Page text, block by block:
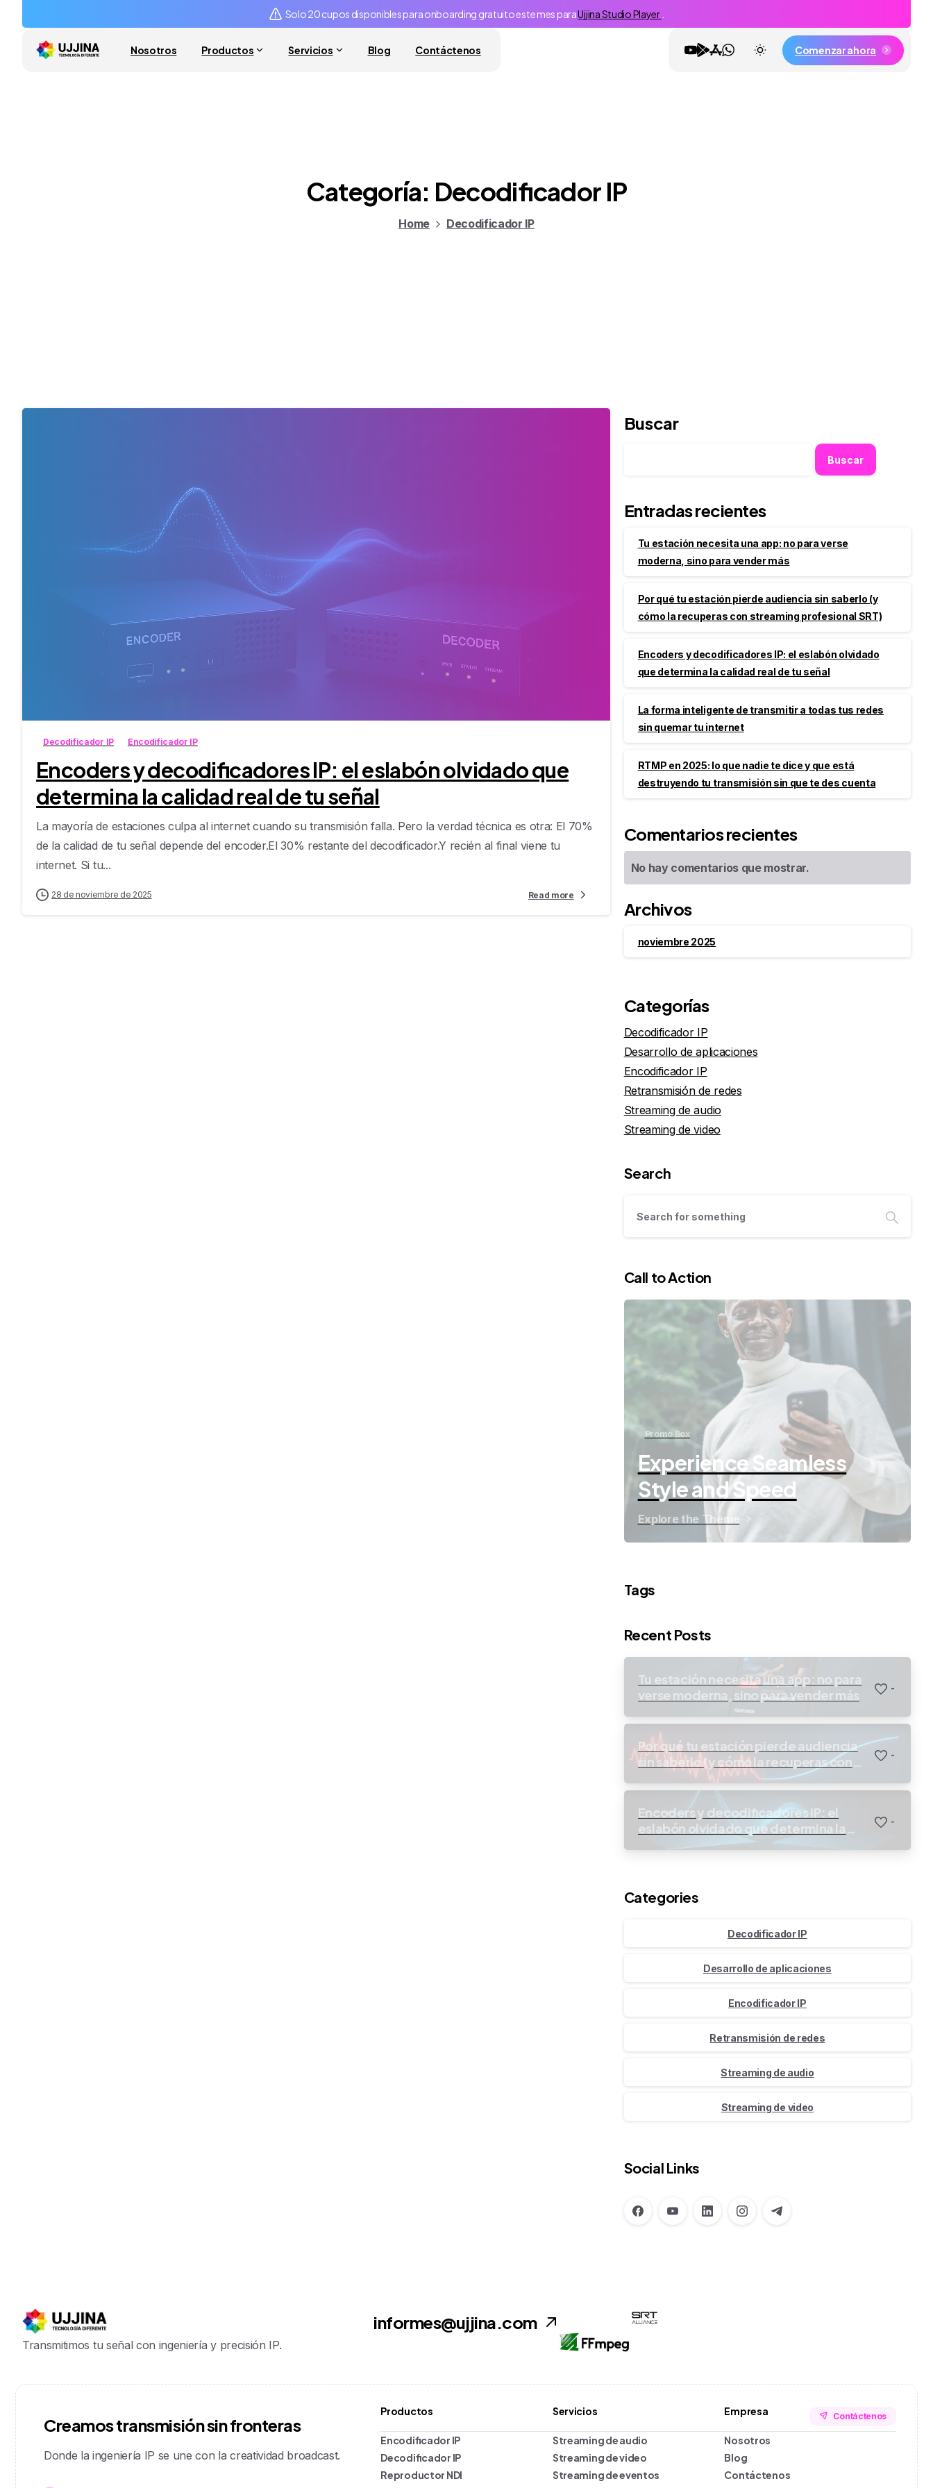
Solo 20 cupos disponibles para onboarding gratuito este mes paraUjjina Studio Player
Nosotros Productos Servicios Blog Contáctenos Comenzar ahora
Categoría: Decodificador IP
Home Decodificador IP
Decodificador IP Encodificador IP
Encoders y decodificadores IP: el eslabón olvidado que
determina la calidad real de tu señal
La mayoría de estaciones culpa al internet cuando su transmisión falla. Pero la verdad técnica es otra: El 70%
de la calidad de tu señal depende del encoder.El 30% restante del decodificador.Y recién al final viene tu
internet. Si tu...
28 de noviembre de 2025 Read more
Buscar
Buscar
Entradas recientes
Tu estación necesita una app: no para verse
moderna, sino para vender más
Por qué tu estación pierde audiencia sin saberlo (y
cómo la recuperas con streaming profesional SRT)
Encoders y decodificadores IP: el eslabón olvidado
que determina la calidad real de tu señal
La forma inteligente de transmitir a todas tus redes
sin quemar tu internet
RTMP en 2025: lo que nadie te dice y que está
destruyendo tu transmisión sin que te des cuenta
Comentarios recientes
No hay comentarios que mostrar.
Archivos
noviembre 2025
Categorías
Decodificador IP
Desarrollo de aplicaciones
Encodificador IP
Retransmisión de redes
Streaming de audio
Streaming de video
Search
Call to Action
Promo Box
Experience Seamless
Style and Speed
Explore the Theme
Tags
Recent Posts
Tu estación necesita una app: no para
verse moderna, sino para vender más
-
Por qué tu estación pierde audiencia
sin saberlo (y cómo la recuperas con
streaming profesional SRT)
-
Encoders y decodificadores IP: el
eslabón olvidado que determina la
calidad real de tu señal
-
Categories
Decodificador IP
Desarrollo de aplicaciones
Encodificador IP
Retransmisión de redes
Streaming de audio
Streaming de video
Social Links
Transmitimos tu señal con ingeniería y precisión IP.
informes@ujjina.com
Creamostransmisiónsinfronteras
Donde la ingeniería IP se une con la creatividad broadcast.
Productos
Encodificador IP
Decodificador IP
Reproductor NDI
Servicios
Streaming de audio
Streaming de video
Streaming de eventos
Empresa
Nosotros
Blog
Contáctenos
Contáctenos
Facebook